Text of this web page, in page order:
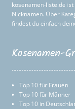
kosenamen-liste.de
Nicknamen. Über
findest du einfach
Kosenamen-
Top 10 für Frauen
Top 10 für Männer
Top 10 in